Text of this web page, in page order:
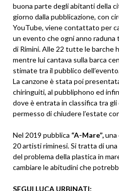
buona parte degli abitanti della
giorno dalla pubblicazione, con
YouTube, viene contattato per
un evento che ogni anno
di Rimini. Alle 22 tutte le barche
mentre lui cantava sulla barca
stimate tra il pubblico
La canzone è stata poi
chiringuiti, al pubbliphono ed
dove è entrata in classifica tra
permesso di chiudere l’estate
Nel 2019 pubblica “A-Mare”,una
20 artisti riminesi. Si tratta di una
del problema della plastica in
cambiare le abitudini che
SEGUI LUCA URBINATI: